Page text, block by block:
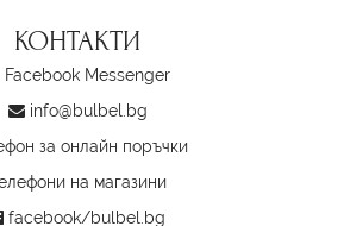
КОНТАКТИ
Facebook Messenger
info@bulbel.bg
за онлайн поръчки
на магазини
facebook/bulbel.bg